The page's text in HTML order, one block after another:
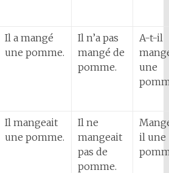
Il a mangé
une pomme.
Il n’a pas
mangé de
pomme.
A-t-il
une
Il mangeait
une pomme.
Il ne
mangeait
pas de
pomme.
il une